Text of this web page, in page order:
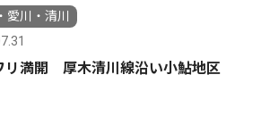
愛川・清川
リ満開 厚木清川線沿い小鮎地区